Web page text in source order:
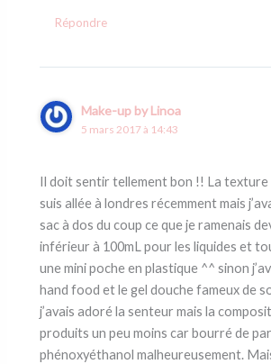
Répondre
Make-up by Linoa
5 mars 2017 à 14:43
Il doit sentir tellement bon !! La texture
suis allée à londres récemment mais
sac à dos du coup ce que je ramenais
inférieur à 100mL pour les liquides et
une mini poche en plastique ^^ sinon
hand food et le gel douche fameux de
j’avais adoré la senteur mais la
produits un peu moins car bourré de
phénoxyéthanol malheureusement.